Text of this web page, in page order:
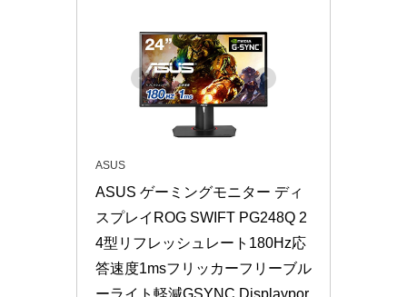
ASUS
ASUS ゲーミングモニター ディ
スプレイROG SWIFT PG248Q 2
4型リフレッシュレート180Hz応
答速度1msフリッカーフリーブル
ーライト軽減GSYNC Displaypor